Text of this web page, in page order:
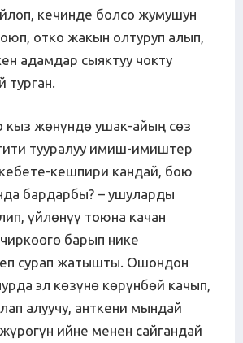
кечинде болсо жумушун
отко жакын олтуруп алып,
адамдар сыяктуу чокту
турган.
жөнүндө ушак-айың сөз
тууралуу имиш-имиштер
кешпири кандай, бою
бардарбы? – ушуларды
үйлөнүү тоюна качан
барып нике
сурап жатышты. Ошондон
эл көзүнө көрүнбөй качып,
алуучу, анткени мындай
ийне менен сайгандай